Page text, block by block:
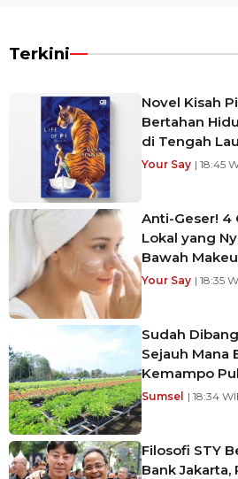
Terkini
Novel Kisah
Bertahan
di Tengah
Your Say | 18:45
Anti-Geser! 4
Lokal yang
Bawah
Your Say | 18:35
Sudah
Sejauh Mana
Kemampo
Sumsel | 18:34
Filosofi STY
Bank Jakarta,